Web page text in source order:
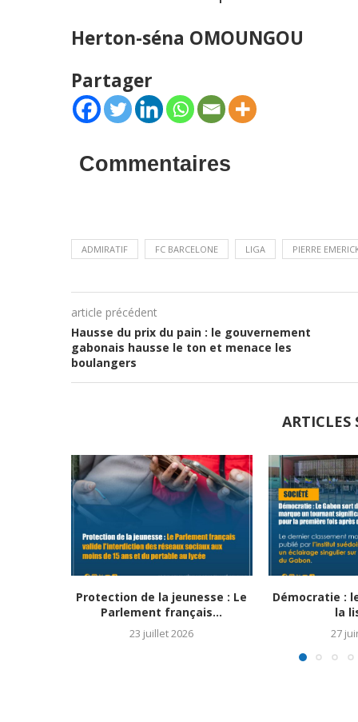
Herton-séna OMOUNGOU
Partager
Commentaires
ADMIRATIF FC BARCELONE LIGA PIERRE
article précédent
Hausse du prix du pain : le gouvernement
gabonais hausse le ton et menace les
boulangers
ARTICLES
Protection de la jeunesse : Le
Parlement français...
23 juillet 2026
Démocratie :
la
27